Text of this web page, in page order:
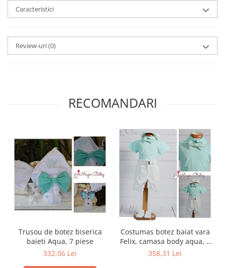
Caracteristici
Review-uri(0)
RECOMANDARI
Trusou de botez biserica
baieti Aqua, 7 piese
332,06 Lei
Costumas botez baiat vara
Felix, camasa body aqua, 5
piese
358,31 Lei